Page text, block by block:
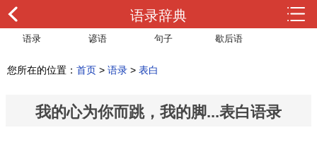
语录辞典
语录 谚语 句子 歇后语
您所在的位置： 首页 > 语录 > 表白
我的心为你而跳，我的脚...表白语录